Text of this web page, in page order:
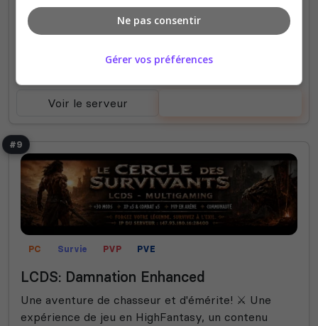
Voir le serveur
#9
PC Survie PVP PVE
LCDS: Damnation Enhanced
Une aventure de chasseur et d'émérite! ⚔️ Une
expérience de jeu en HighFantasy, un contenu
Ne pas consentir
Gérer vos préférences